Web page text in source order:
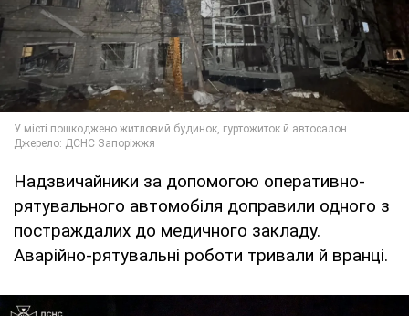
Надзвичайники за допомогою оперативно-
рятувального автомобіля доправили одного з
постраждалих до медичного закладу.
Аварійно-рятувальні роботи тривали й вранці.